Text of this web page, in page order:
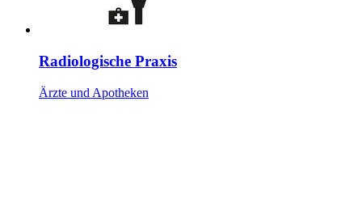
Radiologische Praxis
Ärzte und Apotheken